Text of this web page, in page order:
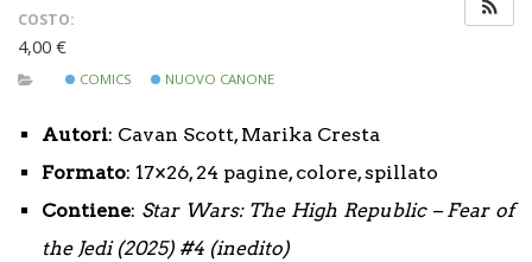
COSTO:
4,00 €
COMICS NUOVO CANONE
Autori: Cavan Scott, Marika Cresta
Formato: 17×26, 24 pagine, colore, spillato
Contiene: Star Wars: The High Republic – Fear of
the Jedi (2025) #4 (inedito)